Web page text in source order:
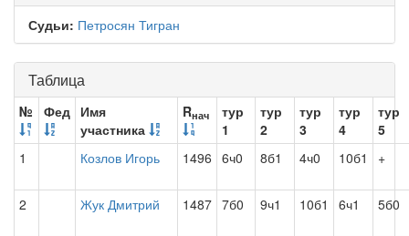
Судьи: Петросян Тигран
Таблица
№ Фед Имя
участника
Rнач
тур
1
тур
2
тур
3
тур
4
тур
5
1
Козлов Игорь 1496 6ч0 8б1 4ч0 10б1 +
2 Жук Дмитрий 1487 7б0 9ч1 10б1 6ч1 5б0